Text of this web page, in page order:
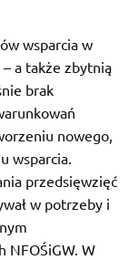
wsparcia w
a także zbytnią
brak
nowego,
wsparcia.
przedsięwzięć
w potrzeby i
NFOŚiGW. W